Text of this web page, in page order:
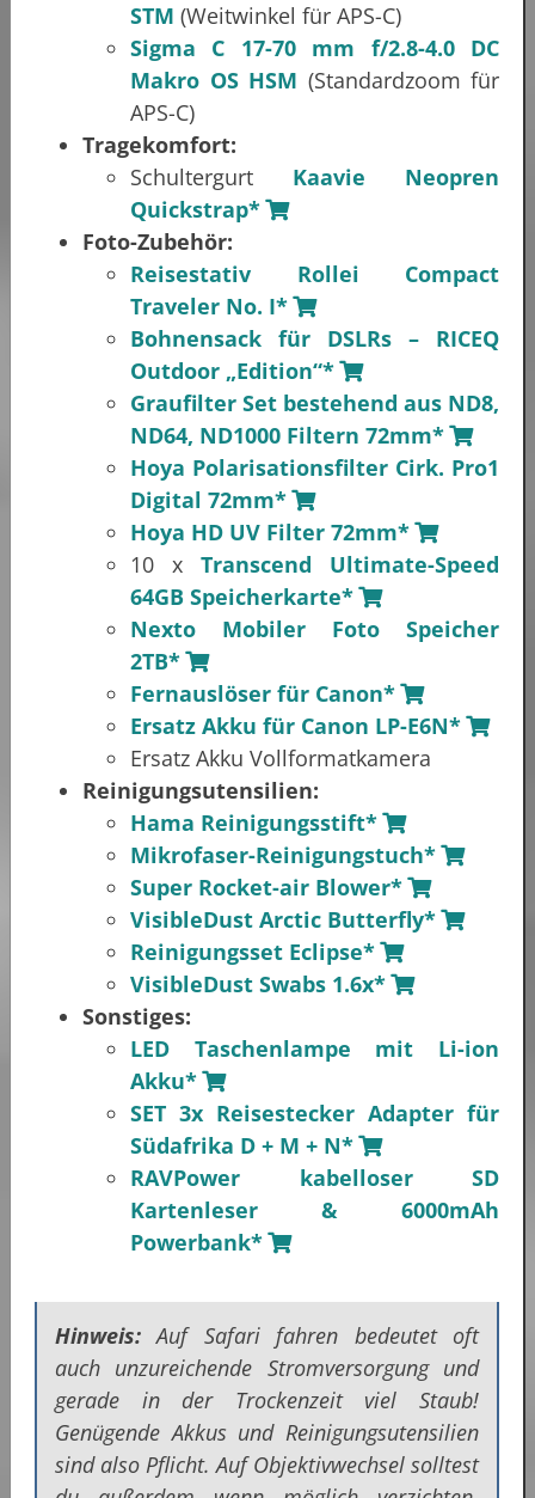
STM (Weitwinkel für APS-C)
Sigma C 17-70 mm f/2.8-4.0 DC
Makro OS HSM (Standardzoom für
APS-C)
Tragekomfort:
Schultergurt Kaavie Neopren
Quickstrap*
Foto-Zubehör:
Reisestativ Rollei Compact
Traveler No. I*
Bohnensack für DSLRs – RICEQ
Outdoor „Edition“*
Graufilter Set bestehend aus ND8,
ND64, ND1000 Filtern 72mm*
Hoya Polarisationsfilter Cirk. Pro1
Digital 72mm*
Hoya HD UV Filter 72mm*
10 x Transcend Ultimate-Speed
64GB Speicherkarte*
Nexto Mobiler Foto Speicher
2TB*
Fernauslöser für Canon*
Ersatz Akku für Canon LP-E6N*
Ersatz Akku Vollformatkamera
Reinigungsutensilien:
Hama Reinigungsstift*
Mikrofaser-Reinigungstuch*
Super Rocket-air Blower*
VisibleDust Arctic Butterfly*
Reinigungsset Eclipse*
VisibleDust Swabs 1.6x*
Sonstiges:
LED Taschenlampe mit Li-ion
Akku*
SET 3x Reisestecker Adapter für
Südafrika D + M + N*
RAVPower kabelloser SD
Kartenleser & 6000mAh
Powerbank*
Hinweis: Auf Safari fahren bedeutet oft
auch unzureichende Stromversorgung und
gerade in der Trockenzeit viel Staub!
Genügende Akkus und Reinigungsutensilien
sind also Pflicht. Auf Objektivwechsel solltest